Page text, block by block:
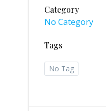
Category
No Category
Tags
No Tag